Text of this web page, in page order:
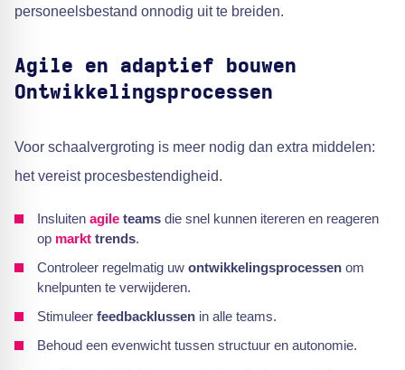
personeelsbestand onnodig uit te breiden.
Agile en adaptief bouwen
Ontwikkelingsprocessen
Voor schaalvergroting is meer nodig dan extra middelen:
het vereist procesbestendigheid.
Insluiten agile teams die snel kunnen itereren en reageren
op markt trends.
Controleer regelmatig uw ontwikkelingsprocessen om
knelpunten te verwijderen.
Stimuleer feedbacklussen in alle teams.
Behoud een evenwicht tussen structuur en autonomie.